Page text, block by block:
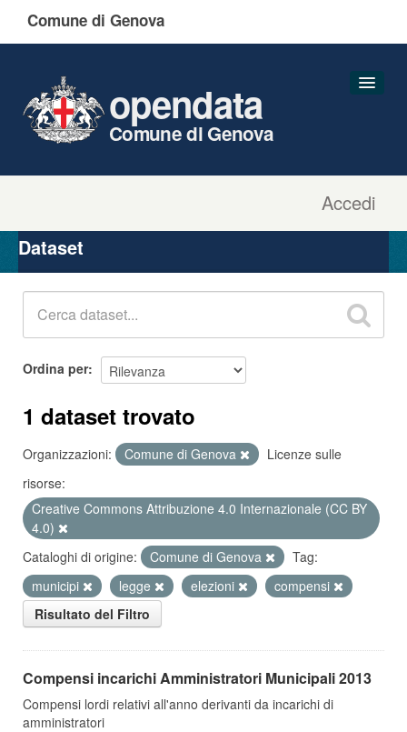
Comune di Genova
Accedi
opendata
Comune di Genova
Organizzazioni
Gruppi
Dataset
Ordina per
1 dataset trovato
Organizzazioni: Comune di Genova
Licenze sulle
risorse:
Creative Commons Attribuzione 4.0 Internazionale (CC BY
4.0)
Cataloghi di origine:
Comune di Genova
Tag:
municipi
legge elezioni
compensi
Risultato del Filtro
Compensi incarichi Amministratori Municipali 2013
Compensi lordi relativi all'anno derivanti da incarichi di
amministratori